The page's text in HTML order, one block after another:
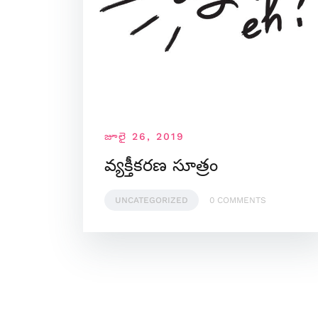
జూలై 26, 2019
వ్యక్తీకరణ సూత్రం
UNCATEGORIZED 0 COMMENTS